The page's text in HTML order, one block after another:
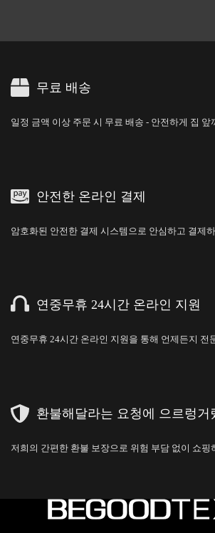
무료 배송
일정 금액 이상 주문 시 무료 배송 - 안전하게 집 앞
안전한 온라인 결제
암호화된 안전한 결제 시스템으로 안심하고 결제하
연중무휴 24시간 온라인 지원
연중무휴 24시간 온라인 지원을 통해 언제든지 전
환불해달라는 요청에 으르렁거
저희의 간편한 환불 보장으로 위험 부담 없이 쇼핑